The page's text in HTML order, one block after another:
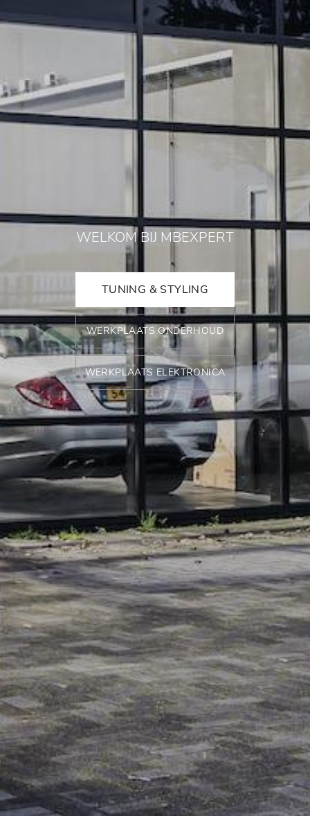
WELKOM BIJ MBEXPERT
TUNING & STYLING
WERKPLAATS ONDERHOUD
WERKPLAATS ELEKTRONICA